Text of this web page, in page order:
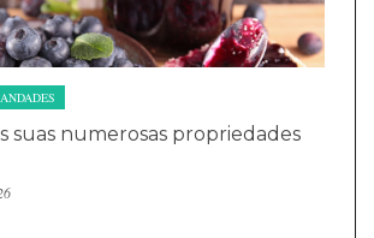
suas numerosas propriedades